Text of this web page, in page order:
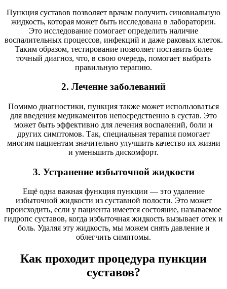
Пункция суставов позволяет врачам получить синовиальную
жидкость, которая может быть исследована в лаборатории.
Это исследование помогает определить наличие
воспалительных процессов, инфекций и даже раковых клеток.
Таким образом, тестирование позволяет поставить более
точный диагноз, что, в свою очередь, помогает выбрать
правильную терапию.
2. Лечение заболеваний
Помимо диагностики, пункция также может использоваться
для введения медикаментов непосредственно в сустав. Это
может быть эффективно для лечения воспалений, боли и
других симптомов. Так, специальная терапия помогает
многим пациентам значительно улучшить качество их жизни
и уменьшить дискомфорт.
3. Устранение избыточной жидкости
Ещё одна важная функция пункции — это удаление
избыточной жидкости из суставной полости. Это может
происходить, если у пациента имеется состояние, называемое
гидропс суставов, когда избыточная жидкость вызывает отек и
боль. Удаляя эту жидкость, мы можем снять давление и
облегчить симптомы.
Как проходит процедура пункции
суставов?